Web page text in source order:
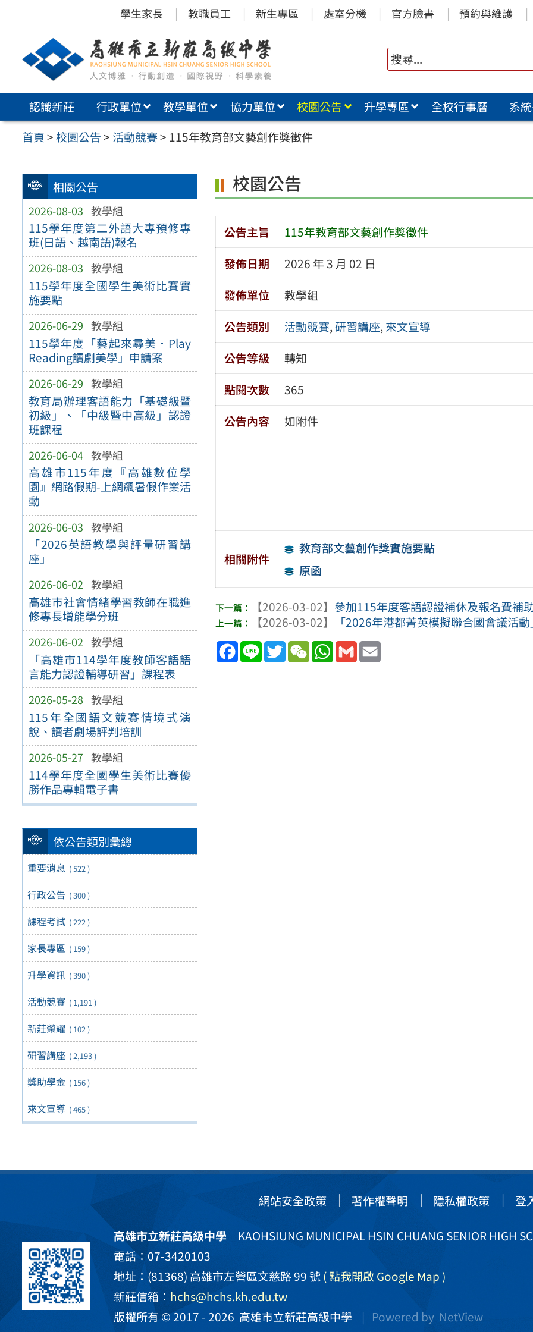
內
學生家長 教職員工 新生專區 處室分機 官方臉書 預約與維護
認識新莊 行政單位 教學單位 協力單位 校園公告 升學專區 全校行事曆
系
首頁>校園公告> 活動競賽> 115年教育部文藝創作獎徵件
相關公告
2026-08-03 教學組
115學年度第二外語大專預修專
班(日語、越南語)報名
2026-08-03 教學組
115學年度全國學生美術比賽實
施要點
2026-06-29 教學組
115學年度「藝起來尋美．Play
Reading讀劇美學」申請案
2026-06-29 教學組
教育局辦理客語能力「基礎級暨
初級」、「中級暨中高級」認證
班課程
2026-06-04 教學組
高雄市115年度『高雄數位學
園』網路假期-上網飆暑假作業活
動
2026-06-03 教學組
「2026英語教學與評量研習講
座」
2026-06-02 教學組
高雄市社會情緒學習教師在職進
修專長增能學分班
2026-06-02 教學組
「高雄市114學年度教師客語語
言能力認證輔導研習」課程表
2026-05-28 教學組
115年全國語文競賽情境式演
說、讀者劇場評判培訓
2026-05-27 教學組
114學年度全國學生美術比賽優
勝作品專輯電子書
依公告類別彙總
重要消息 ( 522 )
行政公告 ( 300 )
課程考試 ( 222 )
家長專區 ( 159 )
升學資訊 ( 390 )
活動競賽 ( 1,191 )
新莊榮耀 ( 102 )
研習講座 ( 2,193 )
獎助學金 ( 156 )
來文宣導 ( 465 )
校園公告
公告主旨
115年教育部文藝創作獎徵件
發佈日期
2026 年 3 月 02 日
發佈單位
教學組
公告類別
活動競賽,研習講座,來文宣導
公告等級
轉知
點閱次數
365
公告內容
如附件
相關附件
教育部文藝創作獎實施要點
原函
【2026-03-02】 參加115年度客語認證補休及報名費補
【2026-03-02】
「2026年港都菁英模擬聯合國會議活
Facebook
Line TwitterWeChatWhatsApp
Gmail
網站安全政策 著作權聲明 隱私權政策 登
高雄市立新莊高級中學KAOHSIUNG MUNICIPAL HSIN CHUANG SENIOR HIGH
電話：07-3420103
地址：(81368) 高雄市左營區文慈路 99 號( 點我開啟 Google Map )
新莊信箱： hchs@hchs.kh.edu.tw
版權所有 © 2017 - 2026 高雄市立新莊高級中學 | Powered by NetView